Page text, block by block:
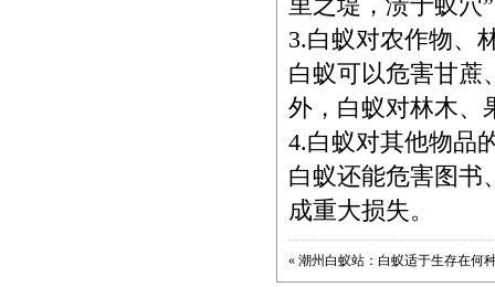
里之堤，溃于蚁穴
3.白蚁对农作物、
白蚁可以危害甘蔗
外，白蚁对林木、
4.白蚁对其他物品
白蚁还能危害图书
成重大损失。
« 潮州白蚁站：白蚁适于生存在何